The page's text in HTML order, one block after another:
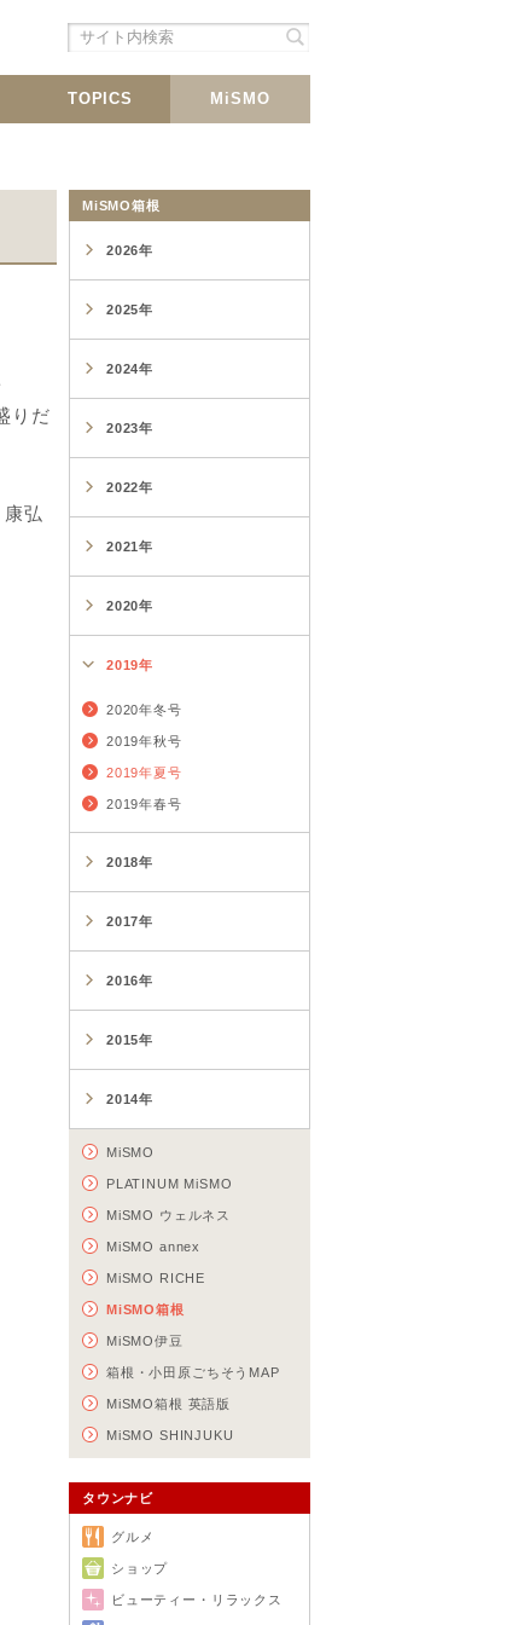
TOPICS MiSMO
MiSMO箱根
2026年
2025年
2024年
2023年
2022年
2021年
2020年
2019年
2020年冬号
2019年秋号
2019年夏号
2019年春号
2018年
2017年
2016年
2015年
2014年
MiSMO
PLATINUM MiSMO
MiSMO ウェルネス
MiSMO annex
MiSMO RICHE
MiSMO箱根
MiSMO伊豆
箱根・小田原ごちそうMAP
MiSMO箱根 英語版
MiSMO SHINJUKU
タウンナビ
グルメ
ショップ
ビューティー・リラックス
りだ
弘